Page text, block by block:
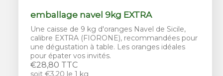
emballage navel 9kg EXTRA
Une caisse de 9 kg d'oranges Navel de Sicile,
calibre EXTRA (FIORONE), recommandées pour
une dégustation à table. Les oranges idéales
pour épater vos invités.
€28,80 TTC
soit €3,20 le 1 kg